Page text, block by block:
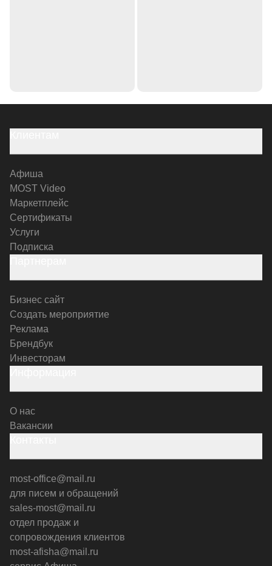
Афиша
MOST Video
Маркетплейс
Сертификаты
Услуги
Подписка
Бизнес сайт
Создать мероприятие
Реклама
Брендбук
Инвесторам
О нас
Вакансии
most-office@mail.ru
для писем и обращений
sales-most@mail.ru
отдел продаж и
сопровождения клиентов
most-afisha@mail.ru